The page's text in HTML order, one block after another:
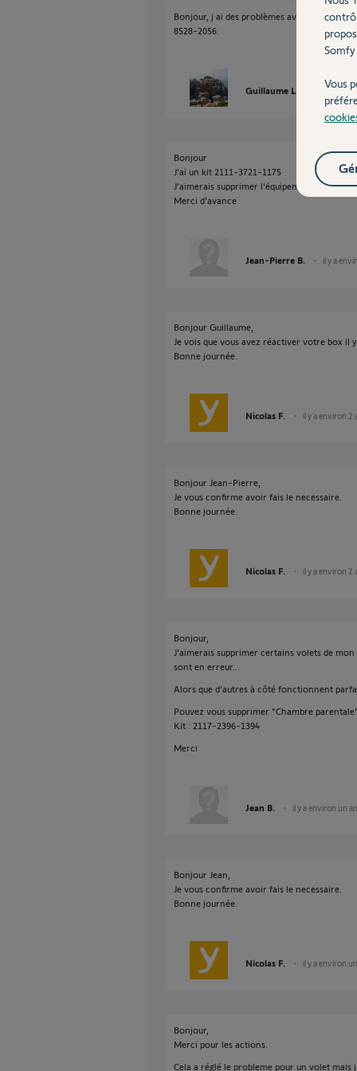
Bonjour, j ai des problèmes avec l
8528-2056.
Guillaume L. il y a
Bonjour
J’ai un kit 2111-3721-1175
J’aimerais supprimer l'équipement 13423039
Merci d'avance
Jean-Pierre B. il y a
Bonjour Guillaume,
Je vois que vous avez réactiver votre box il
Bonne journée.
Nicolas F. il y a environ 2
Bonjour Jean-Pierre,
Je vous confirme avoir fais le necessaire.
Bonne journée.
Nicolas F. il y a environ 2
Bonjour,
J'aimerais supprimer certains volets de
sont en erreur...
Alors que d'autres à côté fonctionnent
Pouvez vous supprimer "Chambre
Kit : 2117-2396-1394
Merci
Jean B. il y a environ un an
Bonjour Jean,
Je vous confirme avoir fais le necessaire.
Bonne journée.
Nicolas F. il y a environ
Bonjour,
Merci pour les actions.
Cela a réglé le probleme pour un volet mais
Somfy
Vous